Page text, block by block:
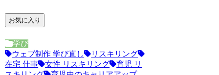
お気に入り
学び
ウェブ制作 学び直し
リスキリング
在宅 仕事
女性 リスキリング
育児 リ